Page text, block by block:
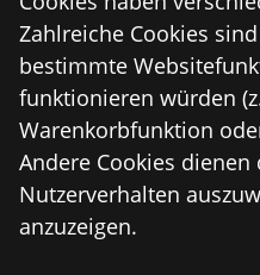
Zahlreiche Cookies
bestimmte
funktionieren würden
Warenkorbfunktion
Andere Cookies dienen
Nutzerverhalten
anzuzeigen.